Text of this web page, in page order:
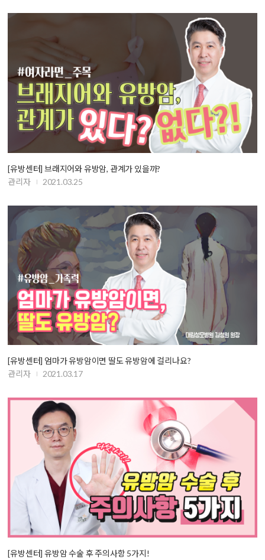
[유방센터] 브래지어와 유방암, 관계가 있을까?
관리자
2021.03.25
[유방센터] 엄마가 유방암이면 딸도 유방암에 걸리나요?
관리자
2021.03.17
[유방센터] 유방암 수술 후 주의사항 5가지!